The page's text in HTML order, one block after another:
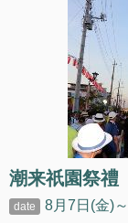
潮来祇園祭禮
8月7日(金)